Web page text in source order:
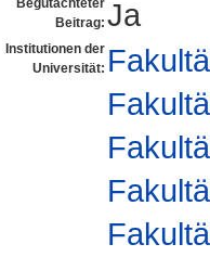
Beitrag: Ja
Institutionen der
Universität: